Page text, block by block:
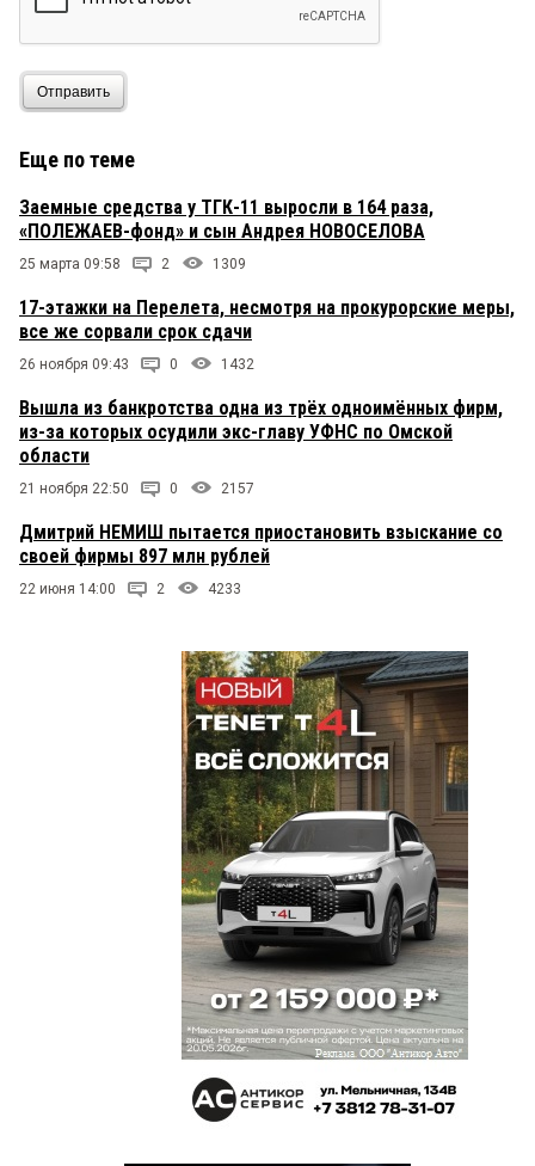
Отправить
Еще по теме
Заемные средства у ТГК-11 выросли в 164 раза,
«ПОЛЕЖАЕВ-фонд» и сын Андрея НОВОСЕЛОВА
25 марта 09:58 2 1309
17-этажки на Перелета, несмотря на прокурорские меры,
все же сорвали срок сдачи
26 ноября 09:43 0 1432
Вышла из банкротства одна из трёх одноимённых фирм,
из-за которых осудили экс-главу УФНС по Омской
области
21 ноября 22:50 0 2157
Дмитрий НЕМИШ пытается приостановить взыскание со
своей фирмы 897 млн рублей
22 июня 14:00 2 4233